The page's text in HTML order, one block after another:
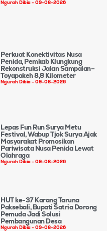
Ngurah Dibia 09-08-2026
Perkuat Konektivitas Nusa
Penida, Pemkab Klungkung
Rekonstruksi Jalan Sampalan–
Toyapakeh 8,8 Kilometer
Ngurah Dibia 09-08-2026
Lepas Fun Run Surya Metu
Festival, Wabup Tjok Surya Ajak
Masyarakat Promosikan
Pariwisata Nusa Penida Lewat
Olahraga
Ngurah Dibia 09-08-2026
HUT ke-37 Karang Taruna
Paksebali, Bupati Satria Dorong
Pemuda Jadi Solusi
Pembangunan Desa
Ngurah Dibia 09-08-2026